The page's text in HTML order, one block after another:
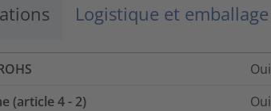
Logistique et emballage
Oui
(article 4 - 2)
Oui